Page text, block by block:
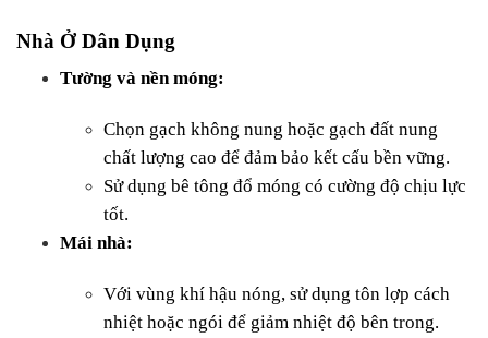
Nhà Ở Dân Dụng
Tường và nền móng:
Chọn gạch không nung hoặc gạch đất nung
chất lượng cao để đảm bảo kết cấu bền vững.
Sử dụng bê tông đổ móng có cường độ chịu lực
tốt.
Mái nhà:
Với vùng khí hậu nóng, sử dụng tôn lợp cách
nhiệt hoặc ngói để giảm nhiệt độ bên trong.